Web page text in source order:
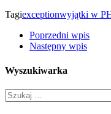
Tagiexceptionwyjątki w
Poprzedni wpis
Następny wpis
Wyszukiwarka
Szukaj: